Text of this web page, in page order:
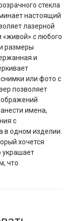
стекла
настоящий
лазерной
«живой» с любого
размеры
и
или фото с
позволяет
имена,
с
в одном изделии.
хочется
украшает
что